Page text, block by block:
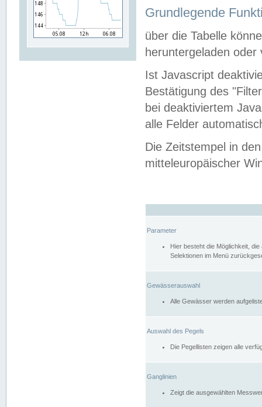
Grundlegende
über die Tabelle
heruntergeladen oder
Ist Javascript
Bestätigung des
bei deaktiviertem
alle Felder
Die Zeitstempel in
mitteleuropäischer
Parameter
Hier besteht die Möglichkeit,
Selektionen im Menü
Gewässerauswahl
Alle Gewässer werden
Auswahl des Pegels
Die Pegellisten zeigen alle
Ganglinien
Zeigt die ausgewählten